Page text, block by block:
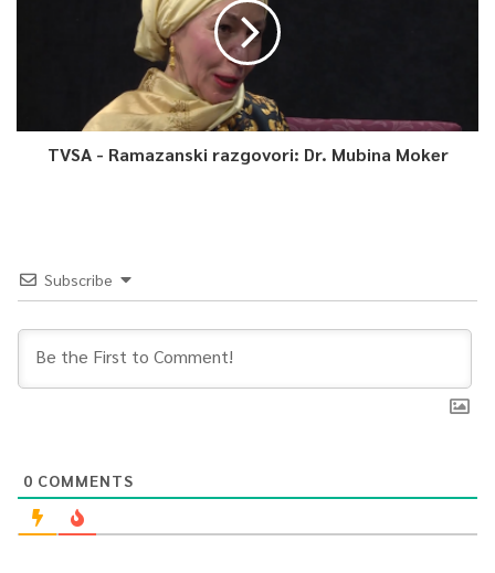
TVSA - Ramazanski razgovori: Dr. Mubina Moker
Subscribe
0 COMMENTS